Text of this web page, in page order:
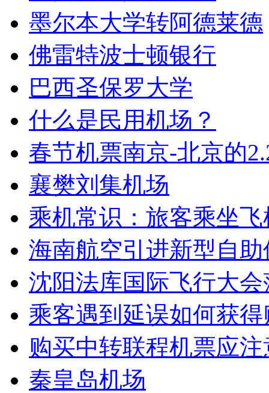
墨尔本大学转阿德莱德
佛雷特波士顿银行
巴西圣保罗大学
什么是民用机场？
春节机票南京-北京的
襄樊刘集机场
乘机常识：旅客乘坐
海南航空引进新型自
沈阳法库国际飞行大会
乘客遇到延误如何获得
购买中转联程机票应
秦皇岛机场